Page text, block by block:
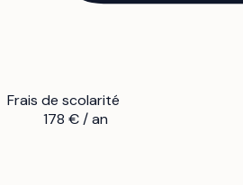
Frais de scolarité
178 € / an